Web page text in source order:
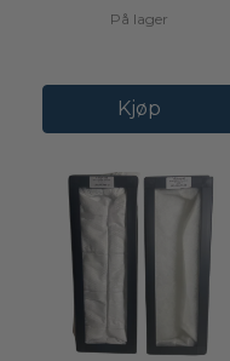
På lager
Kjøp